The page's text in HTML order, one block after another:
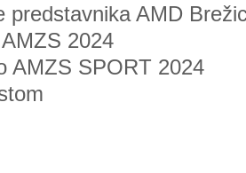
predstavnika AMD
2024
AMZS SPORT 2024